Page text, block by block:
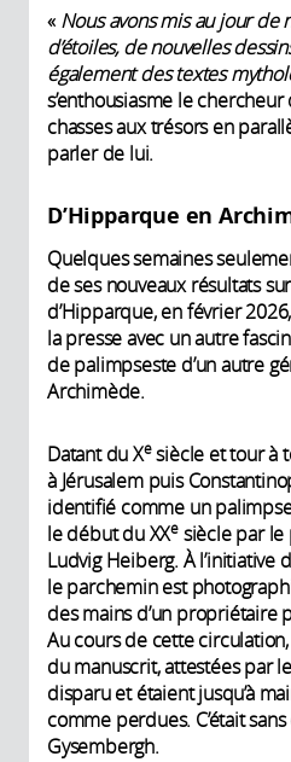
« Nous avons mis au jour de
d’étoiles, de nouvelles
également des textes
s’enthousiasme le
chasses aux trésors en
parler de lui.
D’Hipparque en
Quelques semaines
de ses nouveaux résultats
d’Hipparque, en février
la presse avec un autre
de palimpseste d’un autre
Archimède.
Datant du Xesiècle et tour à
à Jérusalem puis
identifié comme un
le début du XXe siècle par le
Ludvig Heiberg. À l’initiative
le parchemin est
des mains d’un propriétaire
Au cours de cette
du manuscrit, attestées par
disparu et étaient jusqu’à
comme perdues. C’était
Gysembergh.